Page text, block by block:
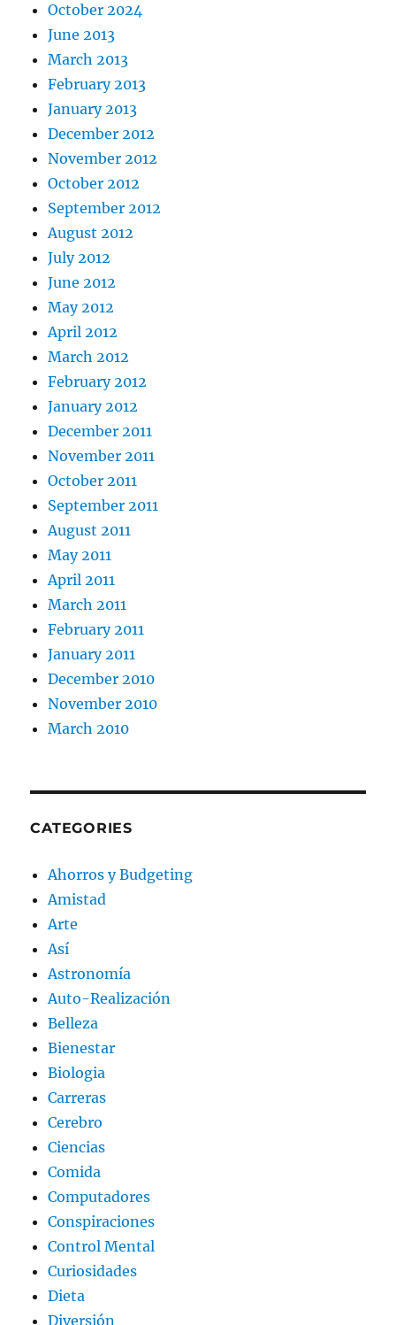
October 2024
June 2013
March 2013
February 2013
January 2013
December 2012
November 2012
October 2012
September 2012
August 2012
July 2012
June 2012
May 2012
April 2012
March 2012
February 2012
January 2012
December 2011
November 2011
October 2011
September 2011
August 2011
May 2011
April 2011
March 2011
February 2011
January 2011
December 2010
November 2010
March 2010
CATEGORIES
Ahorros y Budgeting
Amistad
Arte
Así
Astronomía
Auto-Realización
Belleza
Bienestar
Biologia
Carreras
Cerebro
Ciencias
Comida
Computadores
Conspiraciones
Control Mental
Curiosidades
Dieta
Diversión